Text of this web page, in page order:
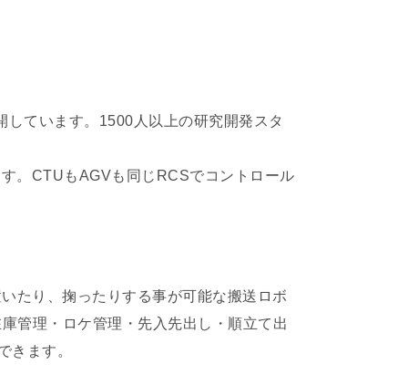
ています。1500人以上の研究開発スタ
。CTUもAGVも同じRCSでコントロール
たり、掬ったりする事が可能な搬送ロボ
管理・ロケ管理・先入先出し・順立て出
きます。